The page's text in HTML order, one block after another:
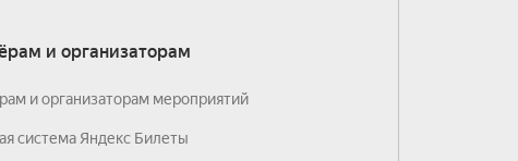
и организаторам
и организаторам мероприятий
система Яндекс Билеты